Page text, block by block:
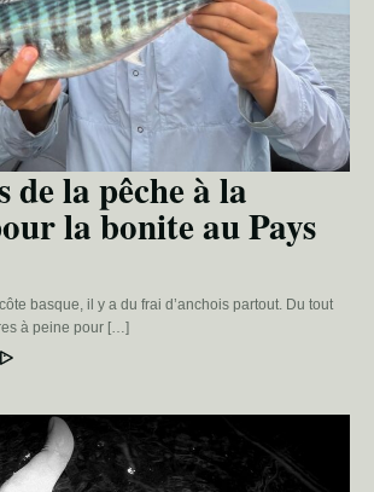
de la pêche à la
la bonite au Pays
basque, il y a du frai d’anchois partout. Du tout
à peine pour […]